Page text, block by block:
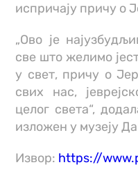
испричају причу о
„Ово је
све што желимо
у свет, причу о
свих нас,
целог света“,
изложен у музеју
Извор: https://